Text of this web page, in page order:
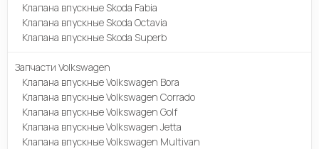
Клапана впускные Skoda Fabia
Клапана впускные Skoda Octavia
Клапана впускные Skoda Superb
Запчасти Volkswagen
Клапана впускные Volkswagen Bora
Клапана впускные Volkswagen Corrado
Клапана впускные Volkswagen Golf
Клапана впускные Volkswagen Jetta
Клапана впускные Volkswagen Multivan